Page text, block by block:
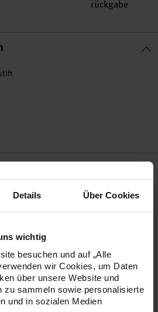
Details Über Cookies
wichtig
besuchen und auf „Alle
wir Cookies, um Daten
über unsere Website und
zu sammeln sowie personalisierte
und in sozialen Medien
rückgabe
mit 0,7 mm Mine ist mit
ausgestattet, der
durch einfaches Schütteln
konstruierte Gehäuse und die
ein gleichmäßiges, angenehmes
Notizen, technischen
Arbeiten. Der Stift ist nachfüllbar